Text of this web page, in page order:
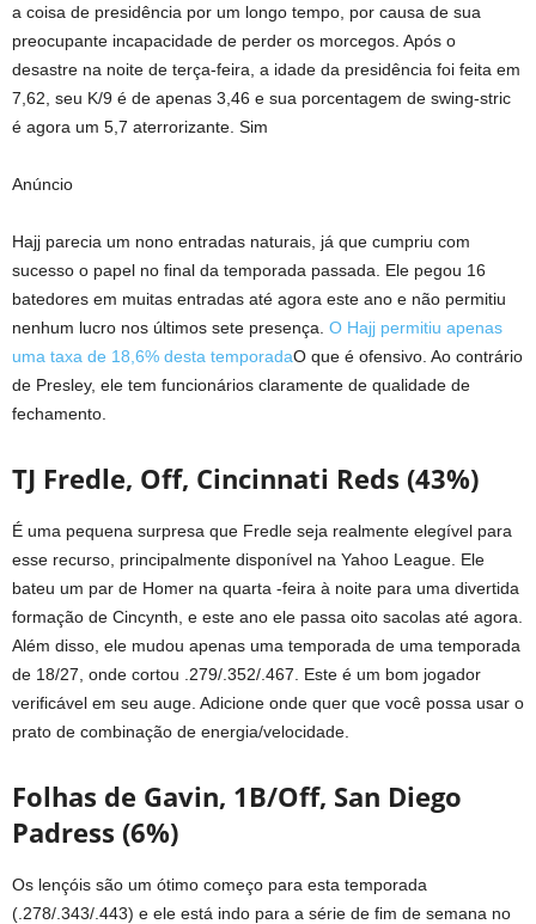
a coisa de presidência por um longo tempo, por causa de sua
preocupante incapacidade de perder os morcegos. Após o
desastre na noite de terça-feira, a idade da presidência foi feita em
7,62, seu K/9 é de apenas 3,46 e sua porcentagem de swing-stric
é agora um 5,7 aterrorizante. Sim
Anúncio
Hajj parecia um nono entradas naturais, já que cumpriu com
sucesso o papel no final da temporada passada. Ele pegou 16
batedores em muitas entradas até agora este ano e não permitiu
nenhum lucro nos últimos sete presença. O Hajj permitiu apenas
uma taxa de 18,6% desta temporadaO que é ofensivo. Ao contrário
de Presley, ele tem funcionários claramente de qualidade de
fechamento.
TJ Fredle, Off, Cincinnati Reds (43%)
É uma pequena surpresa que Fredle seja realmente elegível para
esse recurso, principalmente disponível na Yahoo League. Ele
bateu um par de Homer na quarta -feira à noite para uma divertida
formação de Cincynth, e este ano ele passa oito sacolas até agora.
Além disso, ele mudou apenas uma temporada de uma temporada
de 18/27, onde cortou .279/.352/.467. Este é um bom jogador
verificável em seu auge. Adicione onde quer que você possa usar o
prato de combinação de energia/velocidade.
Folhas de Gavin, 1B/Off, San Diego
Padress (6%)
Os lençóis são um ótimo começo para esta temporada
(.278/.343/.443) e ele está indo para a série de fim de semana no